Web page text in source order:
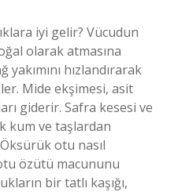
iyi gelir? Vücudun
olarak atmasına
yakımını hızlandırarak
Mide ekşimesi, asit
giderir. Safra kesesi ve
kum ve taşlardan
otu nasıl
özütü macununu
bir tatlı kaşığı,